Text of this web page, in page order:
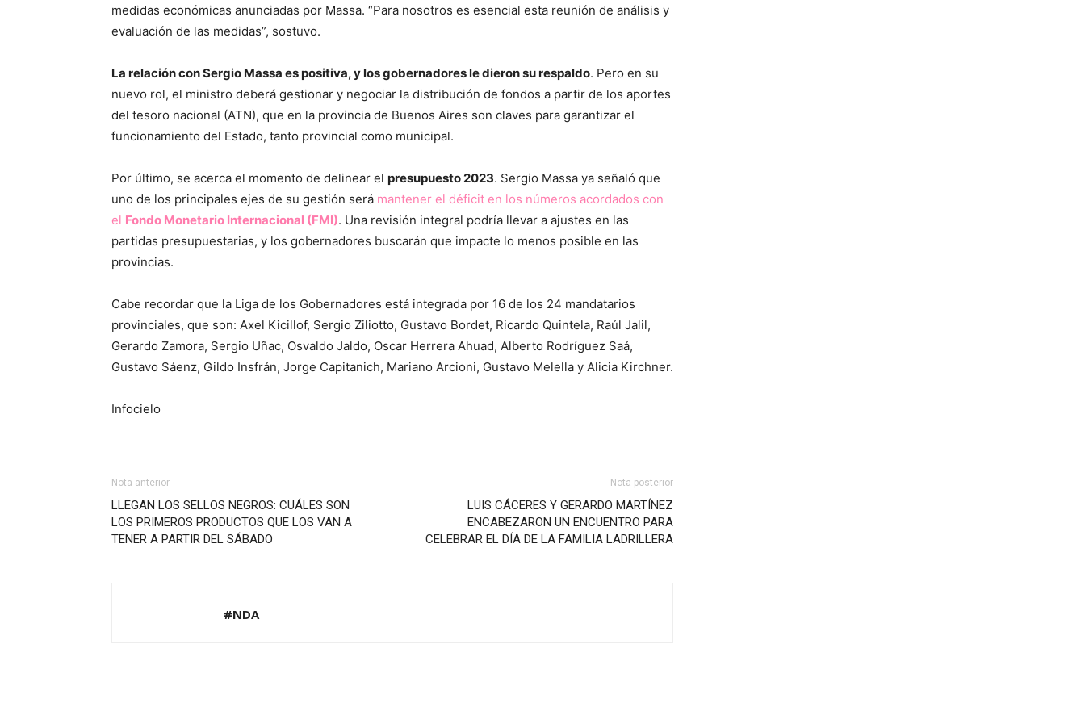
medidas económicas anunciadas por Massa. “Para nosotros es esencial esta reunión de análisis y
evaluación de las medidas”, sostuvo.
La relación con Sergio Massa es positiva, y los gobernadores le dieron su respaldo. Pero en su
nuevo rol, el ministro deberá gestionar y negociar la distribución de fondos a partir de los aportes
del tesoro nacional (ATN), que en la provincia de Buenos Aires son claves para garantizar el
funcionamiento del Estado, tanto provincial como municipal.
Por último, se acerca el momento de delinear el presupuesto 2023. Sergio Massa ya señaló que
uno de los principales ejes de su gestión será mantener el déficit en los números acordados con
el Fondo Monetario Internacional (FMI). Una revisión integral podría llevar a ajustes en las
partidas presupuestarias, y los gobernadores buscarán que impacte lo menos posible en las
provincias.
Cabe recordar que la Liga de los Gobernadores está integrada por 16 de los 24 mandatarios
provinciales, que son: Axel Kicillof, Sergio Ziliotto, Gustavo Bordet, Ricardo Quintela, Raúl Jalil,
Gerardo Zamora, Sergio Uñac, Osvaldo Jaldo, Oscar Herrera Ahuad, Alberto Rodríguez Saá,
Gustavo Sáenz, Gildo Insfrán, Jorge Capitanich, Mariano Arcioni, Gustavo Melella y Alicia Kirchner.
Infocielo
Nota anterior
LLEGAN LOS SELLOS NEGROS: CUÁLES SON
LOS PRIMEROS PRODUCTOS QUE LOS VAN A
TENER A PARTIR DEL SÁBADO
Nota posterior
LUIS CÁCERES Y GERARDO MARTÍNEZ
ENCABEZARON UN ENCUENTRO PARA
CELEBRAR EL DÍA DE LA FAMILIA LADRILLERA
#NDA